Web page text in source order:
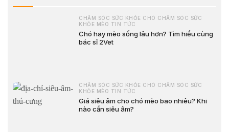
CHĂM SÓC SỨC KHỎE CHÓ CHĂM SÓC SỨC
KHỎE MÈO TIN TỨC
Chó hay mèo sống lâu hơn? Tìm hiểu cùng
bác sĩ 2Vet
CHĂM SÓC SỨC KHỎE CHÓ CHĂM SÓC SỨC
KHỎE MÈO TIN TỨC
Giá siêu âm cho chó mèo bao nhiêu? Khi
nào cần siêu âm?